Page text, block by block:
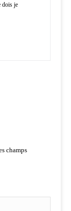
dois je
champs